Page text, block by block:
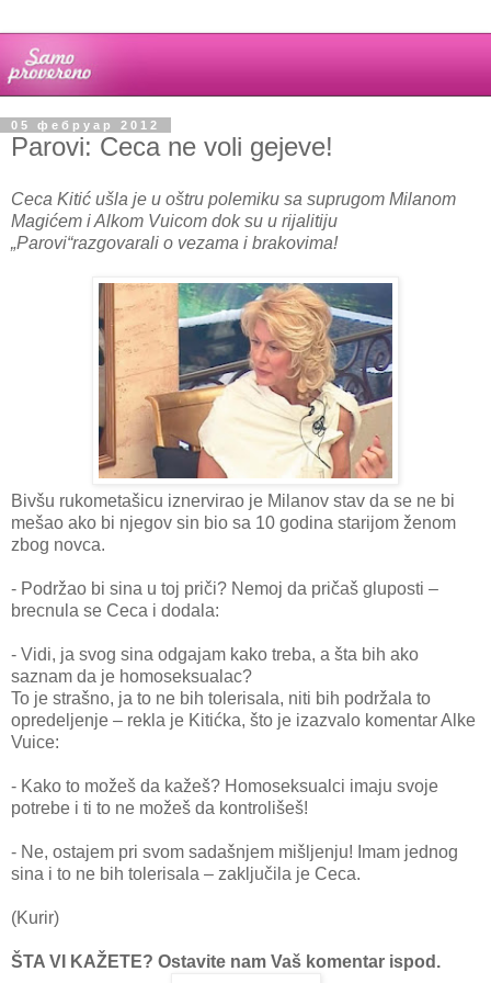
05 фебруар 2012
Parovi: Ceca ne voli gejeve!
Ceca Kitić ušla je u oštru polemiku sa suprugom Milanom
Magićem i Alkom Vuicom dok su u rijalitiju
„Parovi“razgovarali o vezama i brakovima!
Bivšu rukometašicu iznervirao je Milanov stav da se ne bi
mešao ako bi njegov sin bio sa 10 godina starijom ženom
zbog novca.
- Podržao bi sina u toj priči? Nemoj da pričaš gluposti –
brecnula se Ceca i dodala:
- Vidi, ja svog sina odgajam kako treba, a šta bih ako
saznam da je homoseksualac?
To je strašno, ja to ne bih tolerisala, niti bih podržala to
opredeljenje – rekla je Kitićka, što je izazvalo komentar Alke
Vuice:
- Kako to možeš da kažeš? Homoseksualci imaju svoje
potrebe i ti to ne možeš da kontrolišeš!
- Ne, ostajem pri svom sadašnjem mišljenju! Imam jednog
sina i to ne bih tolerisala – zaključila je Ceca.
(Kurir)
ŠTA VI KAŽETE? Ostavite nam Vaš komentar ispod.